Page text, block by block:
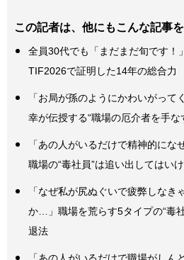
この記者は、他にもこんな記事
全員30代でも「まだまだ旬です
TIF2026で証明した14年の総合力
「お局が孫のようにかわいがって
幸が伝授する“職場の厄介者を手な
「あの人がいるだけで精神的にな
職場の“毒社員”は追い出してはい
「なぜ私が尻ぬぐいで疲弊しなき
か…」職場を荒らす5タイプの“毒
退法